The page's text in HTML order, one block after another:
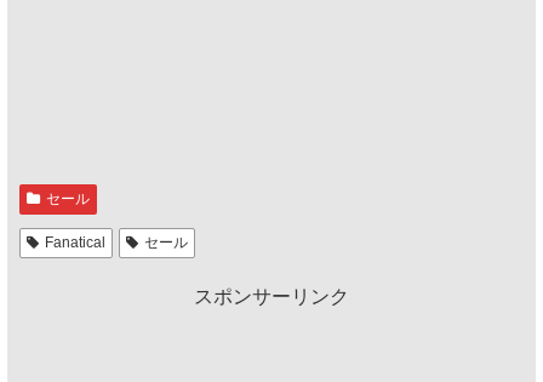
セール
Fanatical セール
スポンサーリンク